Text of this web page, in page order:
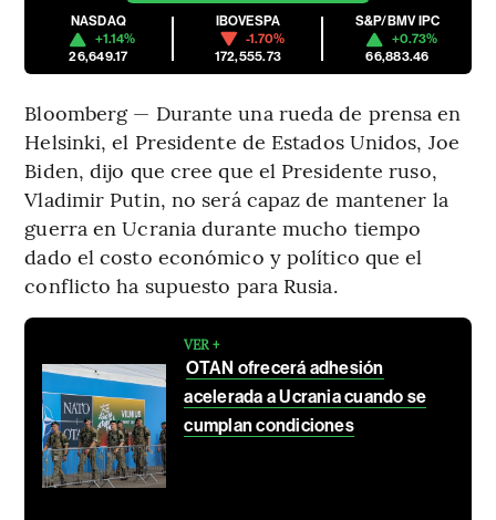
NASDAQ
+1.14%
26,649.17
IBOVESPA
-1.70%
172,555.73
S&P/BMV IPC
+0.73%
66,883.46
Bloomberg — Durante una rueda de prensa en
Helsinki, el Presidente de Estados Unidos, Joe
Biden, dijo que cree que el Presidente ruso,
Vladimir Putin, no será capaz de mantener la
guerra en Ucrania durante mucho tiempo
dado el costo económico y político que el
conflicto ha supuesto para Rusia.
VER +
OTAN ofrecerá adhesión
acelerada a Ucrania cuando se
cumplan condiciones